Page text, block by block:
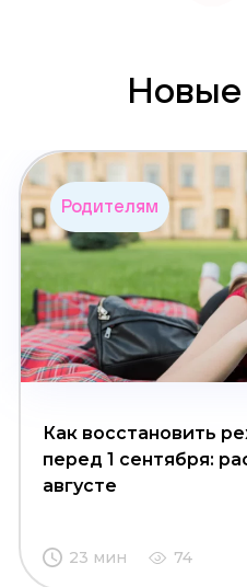
Новые
Родителям
Как восстановить
перед 1 сентября:
августе
23 мин 74